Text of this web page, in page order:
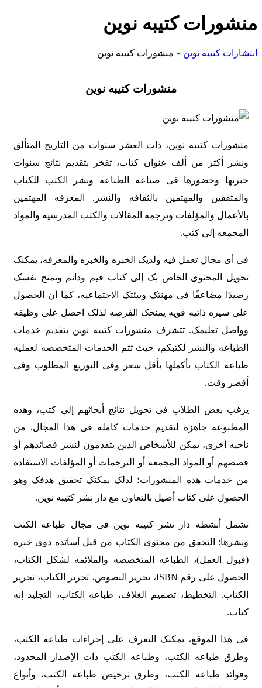
منشورات کتیبه نوین
انتشارات کتیبه نوین » منشورات کتیبه نوین
منشورات کتیبه نوین
منشورات کتیبه نوین، ذات العشر سنوات من التاریخ المتألق
ونشر أکثر من ألف عنوان کتاب، تفخر بتقدیم نتائج سنوات
خبرتها وحضورها فی صناعه الطباعه ونشر الکتب للکتاب
والمثقفین والمهتمین بالثقافه والنشر. المعرفه المهتمین
بالأعمال والمؤلفات وترجمه المقالات والکتب المدرسیه والمواد
المجمعه إلى کتب.
فی أی مجال تعمل فیه ولدیک الخبره والخبره والمعرفه، یمکنک
تحویل المحتوى الخاص بک إلى کتاب قیم ودائم وتمنح نفسک
رصیدًا مضاعفًا فی مهنتک وبیئتک الاجتماعیه، کما أن الحصول
على سیره ذاتیه قویه یمنحک الفرصه لذلک احصل على وظیفه
وواصل تعلیمک. تتشرف منشورات کتیبه نوین بتقدیم خدمات
الطباعه والنشر لکتبکم، حیث تتم الخدمات المتخصصه لعملیه
طباعه الکتاب بأکملها بأقل سعر وفی التوزیع المطلوب وفی
أقصر وقت.
یرغب بعض الطلاب فی تحویل نتائج أبحاثهم إلى کتب، وهذه
المطبوعه جاهزه لتقدیم خدمات کامله فی هذا المجال. من
ناحیه أخرى، یمکن للأشخاص الذین یتقدمون لنشر قصائدهم أو
قصصهم أو المواد المجمعه أو الترجمات أو المؤلفات الاستفاده
من خدمات هذه المنشورات؛ لذلک یمکنک تحقیق هدفک وهو
الحصول على کتاب أصیل بالتعاون مع دار نشر کتیبه نوین.
تشمل أنشطه دار نشر کتیبه نوین فی مجال طباعه الکتب
ونشرها: التحقق من محتوى الکتاب من قبل أساتذه ذوی خبره
(قبول العمل)، الطباعه المتخصصه والملائمه لشکل الکتاب،
الحصول على رقم ISBN، تحریر النصوص، تحریر الکتاب، تحریر
الکتاب. التخطیط، تصمیم الغلاف، طباعه الکتاب، التجلید إنه
کتاب.
فی هذا الموقع، یمکنک التعرف على إجراءات طباعه الکتب،
وطرق طباعه الکتب، وطباعه الکتب ذات الإصدار المحدود،
وفوائد طباعه الکتب، وطرق ترخیص طباعه الکتب، وأنواع